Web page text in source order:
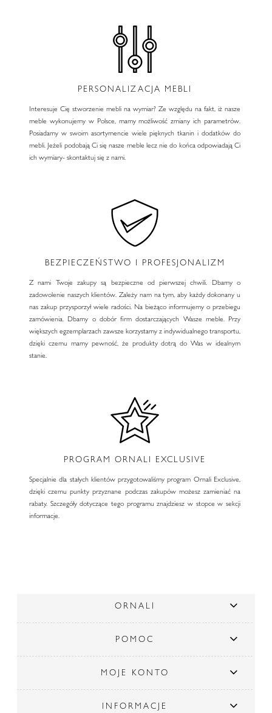
PERSONALIZACJA MEBLI
Interesuje Cię stworzenie mebli na wymiar? Ze względu na fakt, iż nasze
meble wykonujemy w Polsce, mamy możliwość zmiany ich parametrów.
Posiadamy w swoim asortymencie wiele pięknych tkanin i dodatków do
mebli. Jeżeli podobają Ci się nasze meble lecz nie do końca odpowiadają Ci
ich wymiary- skontaktuj się z nami.
BEZPIECZEŃSTWO I PROFESJONALIZM
Z nami Twoje zakupy są bezpieczne od pierwszej chwili. Dbamy o
zadowolenie naszych klientów. Zależy nam na tym, aby każdy dokonany u
nas zakup przysporzył wiele radości. Na bieżąco informujemy o przebiegu
zamówienia. Dbamy o dobór firm dostarczających Wasze meble. Przy
większych egzemplarzach zawsze korzystamy z indywidualnego transportu,
dzięki czemu mamy pewność, że produkty dotrą do Was w idealnym
stanie.
PROGRAM ORNALI EXCLUSIVE
Specjalnie dla stałych klientów przygotowaliśmy program Ornali Exclusive,
dzięki czemu punkty przyznane podczas zakupów możesz zamieniać na
rabaty. Szczegóły dotyczące tego programu znajdziesz w stopce w sekcji
informacje.
ORNALI
POMOC
MOJE KONTO
INFORMACJE